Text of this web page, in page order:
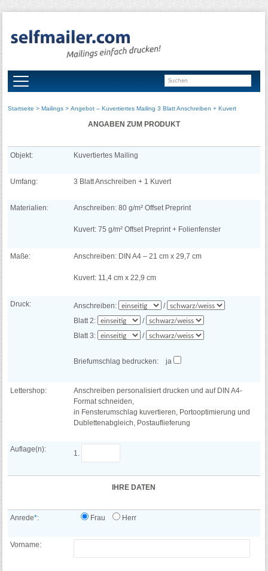
Startseite >Mailings > Angebot – Kuvertiertes Mailing 3 Blatt Anschreiben + Kuvert
ANGABEN ZUM PRODUKT
Objekt: Kuvertiertes Mailing
Umfang: 3 Blatt Anschreiben + 1 Kuvert
Materialien: Anschreiben: 80 g/m² Offset Preprint
Kuvert: 75 g/m² Offset Preprint + Folienfenster
Maße: Anschreiben: DIN A4 – 21 cm x 29,7 cm
Kuvert: 11,4 cm x 22,9 cm
Druck: Anschreiben:
/
Blatt 2:
/
Blatt 3:
/
Briefumschlag bedrucken: ja
Lettershop:
Anschreiben personalisiert drucken und auf DIN A4-
Format schneiden,
in Fensterumschlag kuvertieren, Portooptimierung und
Dublettenabgleich, Postauflieferung
Auflage(n): 1.
IHRE DATEN
Anrede*: Frau Herr
Vorname: